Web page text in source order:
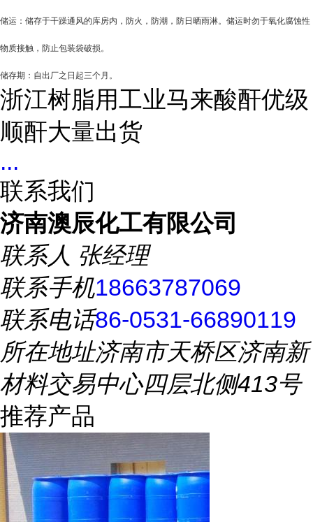
储运：储存于干躁通风的库房内，防火，防潮，防日晒雨淋。储运时勿于氧化腐蚀性
物质接触，防止包装袋破损。
储存期：自出厂之日起三个月。
浙江树脂用工业马来酸酐优级
顺酐大量出货
...
联系我们
济南澳辰化工有限公司
联系人 张经理
联系手机18663787069
联系电话86-0531-66890119
所在地址济南市天桥区济南新
材料交易中心四层北侧413号
推荐产品